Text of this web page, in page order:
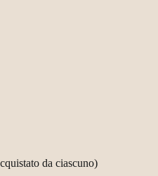
da ciascuno)